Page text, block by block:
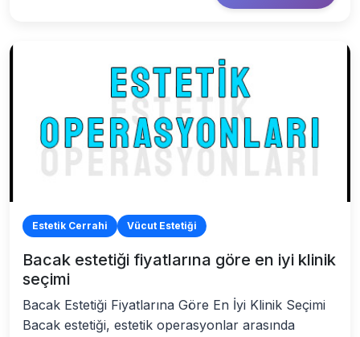
Estetik Cerrahi Vücut Estetiği
Bacak estetiği fiyatlarına göre en iyi klinik
seçimi
Bacak Estetiği Fiyatlarına Göre En İyi Klinik Seçimi
Bacak estetiği, estetik operasyonlar arasında